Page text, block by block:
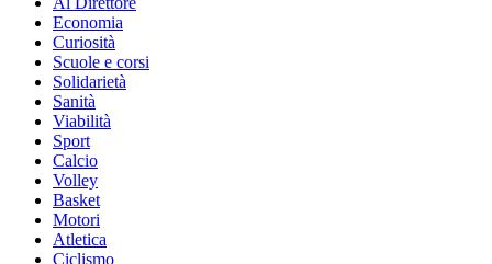
Economia
Curiosità
Scuole e corsi
Solidarietà
Sanità
Viabilità
Sport
Calcio
Volley
Basket
Motori
Atletica
Ciclismo